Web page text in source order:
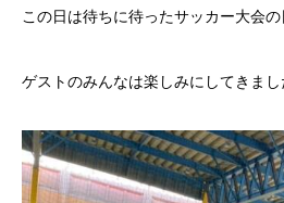
この日は待ちに待ったサッカー大会の
ゲストのみんなは楽しみにしてきまし